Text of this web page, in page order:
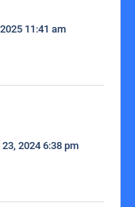
11:41 am
2024 6:38 pm